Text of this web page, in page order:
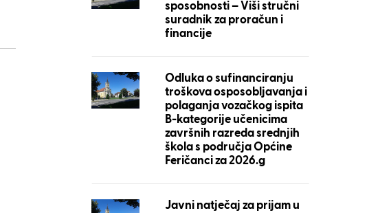
sposobnosti – Viši stručni
suradnik za proračun i
financije
Odluka o sufinanciranju
troškova osposobljavanja i
polaganja vozačkog ispita
B-kategorije učenicima
završnih razreda srednjih
škola s područja Općine
Feričanci za 2026.g
Javni natječaj za prijam u